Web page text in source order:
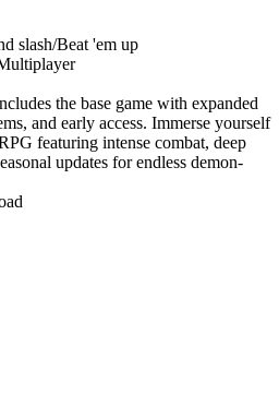
slash/Beat 'em up
the base game with expanded
and early access. Immerse yourself
featuring intense combat, deep
updates for endless demon-